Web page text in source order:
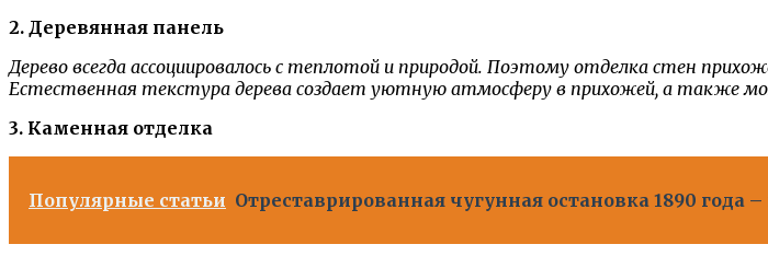
2. Деревянная панель
Дерево всегда ассоциировалось с теплотой и природой. Поэтому отделка стен
Естественная текстура дерева создает уютную атмосферу в прихожей, а также
3. Каменная отделка
Популярные статьи Отреставрированная чугунная остановка 1890